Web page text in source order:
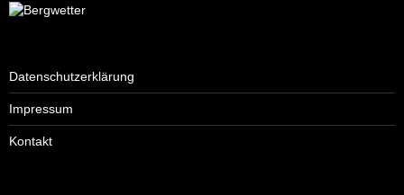
Datenschutzerklärung
Impressum
Kontakt